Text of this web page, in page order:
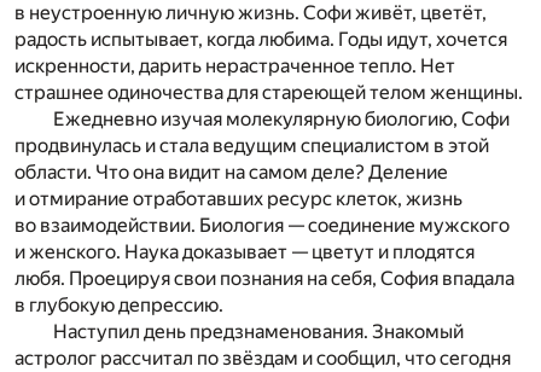
в неустроенную личную жизнь. Софи живёт, цветёт,
радость испытывает, когда любима. Годы идут, хочется
искренности, дарить нерастраченное тепло. Нет
страшнее одиночества для стареющей телом женщины.
Ежедневно изучая молекулярную биологию, Софи
продвинулась и стала ведущим специалистом в этой
области. Что она видит на самом деле? Деление
и отмирание отработавших ресурс клеток, жизнь
во взаимодействии. Биология — соединение мужского
и женского. Наука доказывает — цветут и плодятся
любя. Проецируя свои познания на себя, София впадала
в глубокую депрессию.
Наступил день предзнаменования. Знакомый
астролог рассчитал по звёздам и сообщил, что сегодня